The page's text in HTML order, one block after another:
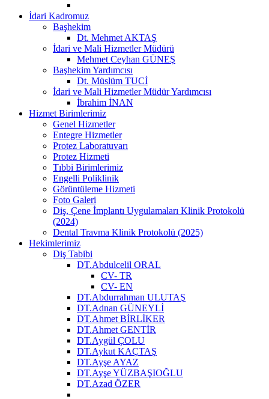
İdari Kadromuz
Başhekim
Dt. Mehmet AKTAŞ
İdari ve Mali Hizmetler Müdürü
Mehmet Ceyhan GÜNEŞ
Başhekim Yardımcısı
Dt. Müslüm TUCİ
İdari ve Mali Hizmetler Müdür Yardımcısı
İbrahim İNAN
Hizmet Birimlerimiz
Genel Hizmetler
Entegre Hizmetler
Protez Laboratuvarı
Protez Hizmeti
Tıbbi Birimlerimiz
Engelli Poliklinik
Görüntüleme Hizmeti
Foto Galeri
Diş, Çene İmplantı Uygulamaları Klinik Protokolü
(2024)
Dental Travma Klinik Protokolü (2025)
Hekimlerimiz
Diş Tabibi
DT.Abdulcelil ORAL
CV- TR
CV- EN
DT.Abdurrahman ULUTAŞ
DT.Adnan GÜNEYLİ
DT.Ahmet BİRLİKER
DT.Ahmet GENTİR
DT.Aygül ÇOLU
DT.Aykut KAÇTAŞ
DT.Ayşe AYAZ
DT.Ayşe YÜZBAŞIOĞLU
DT.Azad ÖZER